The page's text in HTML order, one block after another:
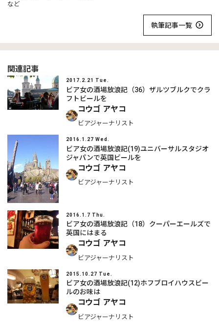
など
執筆記事一覧
関連記事
2017.2.21 Tue.
ビア女の酒場放浪記（36）ザルツブルクでクラ
フトビールを
コウゴ アヤコ
ビアジャーナリスト
2016.1.27 Wed.
ビア女の酒場放浪記(19)ユニバーサルスタジオ
ジャパンで英国ビールを
コウゴ アヤコ
ビアジャーナリスト
2016.1.7 Thu.
ビア女の酒場放浪記（18）クーパーエールズで
英国にはまる
コウゴ アヤコ
ビアジャーナリスト
2015.10.27 Tue.
ビア女の酒場放浪記(12)ホフブロイハウスビー
ルのお味は
コウゴ アヤコ
ビアジャーナリスト